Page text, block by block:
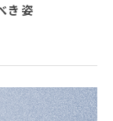
き姿